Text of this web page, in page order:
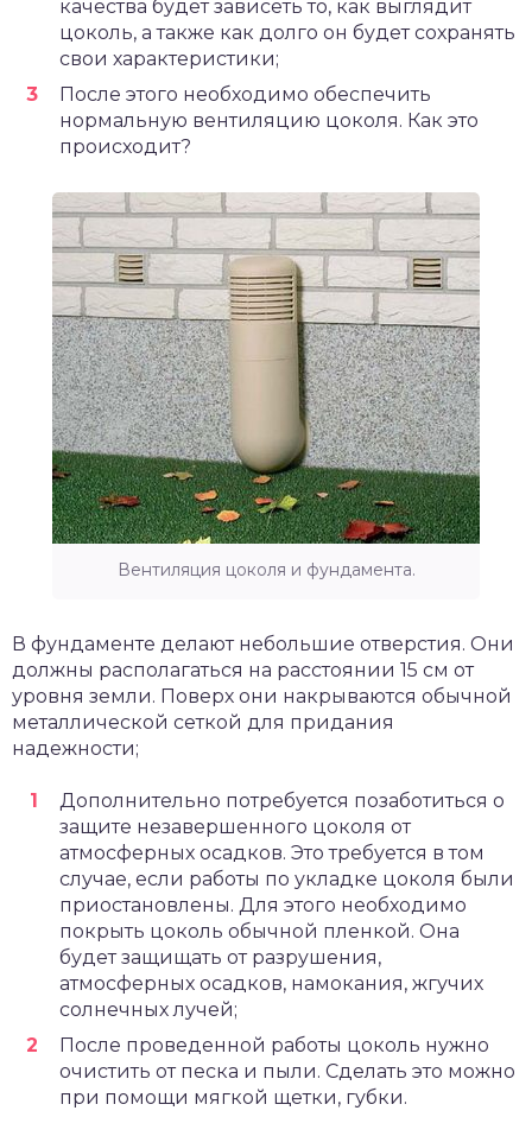
качества будет зависеть то, как выглядит
цоколь, а также как долго он будет сохранять
свои характеристики;
После этого необходимо обеспечить
нормальную вентиляцию цоколя. Как это
происходит?
Вентиляция цоколя и фундамента.
В фундаменте делают небольшие отверстия. Они
должны располагаться на расстоянии 15 см от
уровня земли. Поверх они накрываются обычной
металлической сеткой для придания
надежности;
Дополнительно потребуется позаботиться о
защите незавершенного цоколя от
атмосферных осадков. Это требуется в том
случае, если работы по укладке цоколя были
приостановлены. Для этого необходимо
покрыть цоколь обычной пленкой. Она
будет защищать от разрушения,
атмосферных осадков, намокания, жгучих
солнечных лучей;
После проведенной работы цоколь нужно
очистить от песка и пыли. Сделать это можно
при помощи мягкой щетки, губки.